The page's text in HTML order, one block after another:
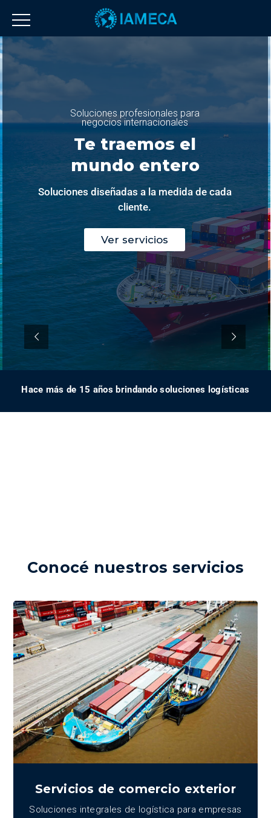
Soluciones diseñadas a la medida de cada
cliente.
Ver servicios
Soluciones profesionales para
negocios internacionales
Te traemos el
mundo entero
Hace más de 15 años brindando soluciones logísticas
Conocé nuestros servicios
Servicios de comercio exterior
Soluciones integrales de logística para empresas